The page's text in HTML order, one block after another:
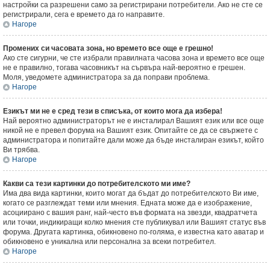
настройки са разрешени само за регистрирани потребители. Ако не сте се
регистрирали, сега е времето да го направите.
Нагоре
Промених си часовата зона, но времето все още е грешно!
Ако сте сигурни, че сте избрали правилната часова зона и времето все още
не е правилно, тогава часовникът на сървъра най-вероятно е грешен.
Моля, уведомете администратора за да поправи проблема.
Нагоре
Езикът ми не е сред тези в списъка, от които мога да избера!
Най вероятно администраторът не е инсталирал Вашият език или все още
никой не е превел форума на Вашият език. Опитайте се да се свържете с
администратора и попитайте дали може да бъде инсталиран езикът, който
Ви трябва.
Нагоре
Какви са тези картинки до потребителското ми име?
Има два вида картинки, които могат да бъдат до потребителското Ви име,
когато се разглеждат теми или мнения. Едната може да е изображение,
асоциирано с вашия ранг, най-често във формата на звезди, квадратчета
или точки, индикиращи колко мнения сте публикувал или Вашият статус във
форума. Другата картинка, обикновено по-голяма, е известна като аватар и
обикновено е уникална или персонална за всеки потребител.
Нагоре